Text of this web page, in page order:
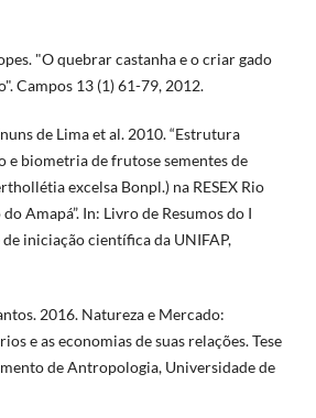
"O quebrar castanha e o criar gado
Campos 13 (1) 61-79, 2012.
de Lima et al. 2010. “Estrutura
e biometria de frutose sementes de
excelsa Bonpl.) na RESEX Rio
Amapá”. In: Livro de Resumos do I
iniciação científica da UNIFAP,
2016. Natureza e Mercado:
e as economias de suas relações. Tese
de Antropologia, Universidade de